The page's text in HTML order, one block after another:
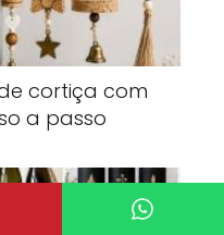
cortiça com
a passo